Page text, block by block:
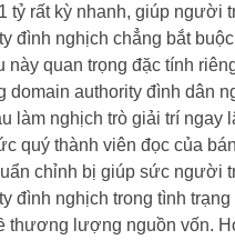
tỷ rất kỳ nhanh, giúp người
đình nghịch chẳng bắt
này quan trọng đặc tính
domain authority đình dân
làm nghịch trò giải trí ngay
quý thành viên đọc của
chỉnh bị giúp sức người
đình nghịch trong tình trạng
thương lượng nguồn vốn.